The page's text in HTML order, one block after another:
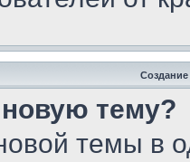
новую тему?
темы в